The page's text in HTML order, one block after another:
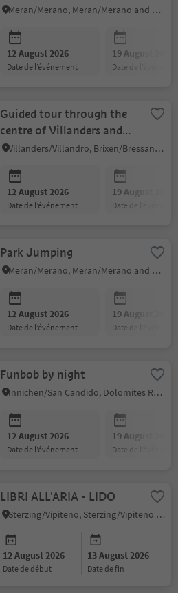
Meran/Merano, Meran/Merano and environs
12 August 2026
date de l’événement
19 August 2026
date de
Guided tour through the
centre of Villanders and
the archaeological site
Villanders/Villandro, Brixen/Bressanone and environs
12 August 2026
date de l’événement
19 August 2026
date de
Park Jumping
Meran/Merano, Meran/Merano and environs
12 August 2026
date de l’événement
19 August 2026
date de
Funbob by night
Innichen/San Candido, Dolomites Region 3 Zinnen
12 August 2026
date de l’événement
19 August 2026
date de
LIBRI ALL'ARIA - LIDO
Sterzing/Vipiteno, Sterzing/Vipiteno and environs
12 August 2026
date de début
13 August 2026
date de fin